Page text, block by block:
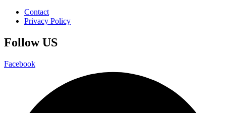
Contact
Privacy Policy
Follow US
Facebook